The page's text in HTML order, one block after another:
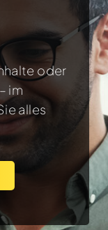
oder
im
alles